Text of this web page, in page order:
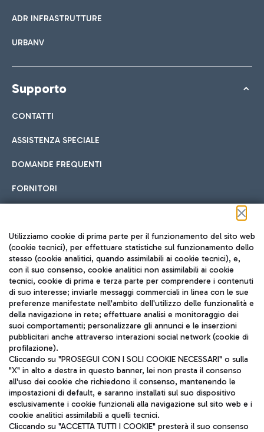
ADR INFRASTRUTTURE
URBANV
Supporto
CONTATTI
ASSISTENZA SPECIALE
DOMANDE FREQUENTI
FORNITORI
Seguici sui social
TRAVEL JOURNAL
ITA
Aeroporti di Roma S.p.A. - Società soggetta a direzione e
coordinamento di Mundys S.p.A.
Utilizziamo cookie di prima parte per il funzionamento del sito web
(cookie tecnici), per effettuare statistiche sul funzionamento dello
stesso (cookie analitici, quando assimilabili ai cookie tecnici), e,
con il suo consenso, cookie analitici non assimilabili ai cookie
tecnici, cookie di prima e terza parte per comprendere i contenuti
di suo interesse; inviarle messaggi commerciali in linea con le sue
preferenze manifestate nell'ambito dell'utilizzo delle funzionalità e
della navigazione in rete; effettuare analisi e monitoraggio dei
suoi comportamenti; personalizzare gli annunci e le inserzioni
pubblicitari anche attraverso interazioni social network (cookie di
profilazione).
Cliccando su "PROSEGUI CON I SOLI COOKIE NECESSARI" o sulla
"X" in alto a destra in questo banner, lei non presta il consenso
all'uso dei cookie che richiedono il consenso, mantenendo le
impostazioni di default, e saranno installati sul suo dispositivo
esclusivamente i cookie funzionali alla navigazione sul sito web e i
cookie analitici assimilabili a quelli tecnici.
Cliccando su "ACCETTA TUTTI I COOKIE" presterà il suo consenso